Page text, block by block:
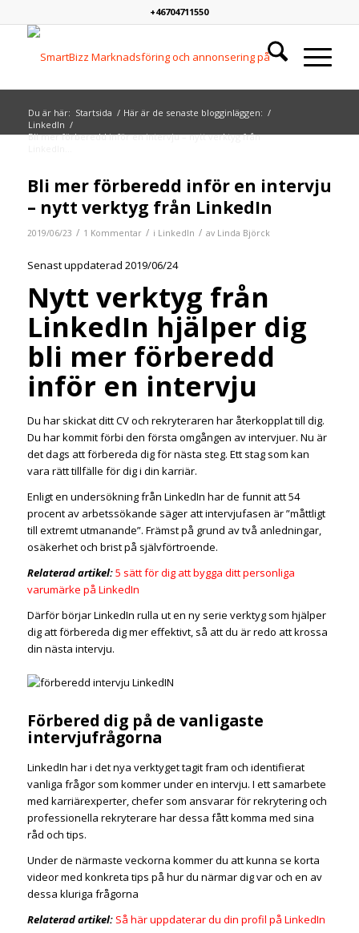
+46704711550
Du är här: Startsida / Här är de senaste blogginläggen: /
LinkedIn /
Bli mer förberedd inför en intervju – nytt verktyg från
Bli mer förberedd inför en intervju
– nytt verktyg från LinkedIn
2019/06/23 / 1 Kommentar / i LinkedIn / av Linda Björck
Senast uppdaterad 2019/06/24
Nytt verktyg från
LinkedIn hjälper dig
bli mer förberedd
inför en intervju
Du har skickat ditt CV och rekryteraren har återkopplat till dig.
Du har kommit förbi den första omgången av intervjuer. Nu är
det dags att förbereda dig för nästa steg. Ett stag som kan
vara rätt tillfälle för dig i din karriär.
Enligt en undersökning från LinkedIn har de funnit att 54
procent av arbetssökande säger att intervjufasen är ”måttligt
till extremt utmanande”. Främst på grund av två anledningar,
osäkerhet och brist på självförtroende.
Relaterad artikel:5 sätt för dig att bygga ditt personliga
varumärke på LinkedIn
Därför börjar LinkedIn rulla ut en ny serie verktyg som hjälper
dig att förbereda dig mer effektivt, så att du är redo att krossa
din nästa intervju.
Förbered dig på de vanligaste
intervjufrågorna
LinkedIn har i det nya verktyget tagit fram och identifierat
vanliga frågor som kommer under en intervju. I ett samarbete
med karriärexperter, chefer som ansvarar för rekrytering och
professionella rekryterare har dessa fått komma med sina
råd och tips.
Under de närmaste veckorna kommer du att kunna se korta
videor med konkreta tips på hur du närmar dig var och en av
dessa kluriga frågorna
Relaterad artikel: Så här uppdaterar du din profil på LinkedIn